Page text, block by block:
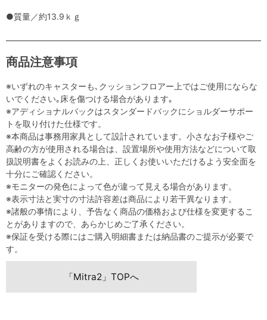
●質量／約13.9ｋｇ
商品注意事項
※いずれのキャスターも､クッションフロアー上ではご使用にならな
いでください｡床を傷つける場合があります｡
※アディショナルバックはスタンダードバックにショルダーサポー
トを取り付けた仕様です。
※本商品は事務用家具として設計されています。小さなお子様やご
高齢の方が使用される場合は、設置場所や使用方法などについて取
扱説明書をよくお読みの上、正しくお使いいただけるよう安全面を
十分にご確認ください。
※モニターの発色によって色が違って見える場合があります。
※表示寸法と実寸の寸法許容差は商品により若干異なります。
※諸般の事情により、予告なく商品の価格および仕様を変更するこ
とがありますので、あらかじめご了承ください。
※保証を受ける際にはご購入明細書または納品書のご提示が必要で
す。
「Mitra2」TOPへ